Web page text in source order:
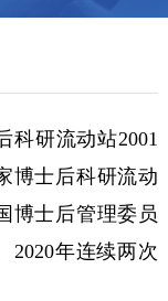
后科研流动站
家博士后科研流
国博士后管理委